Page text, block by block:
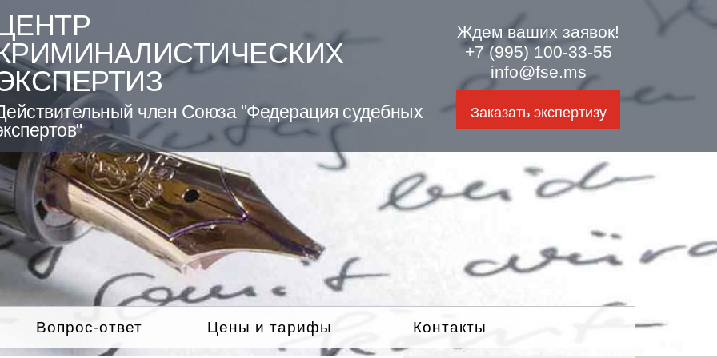
член Союза "Федерация судебных
Ждем ваших заявок!
+7 (995) 100-33-55
info@fse.ms
Заказать экспертизу
Вопрос-ответ Цены и тарифы Контакты